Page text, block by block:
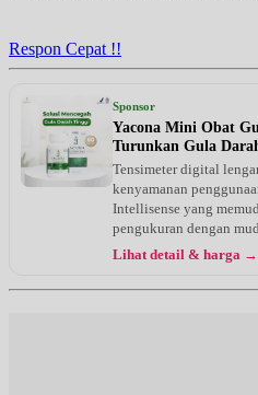
Respon Cepat !!
Sponsor
Yacona Mini Obat
Turunkan Gula
Tensimeter digital
kenyamanan
Intellisense yang
pengukuran dengan
Lihat detail & harga →